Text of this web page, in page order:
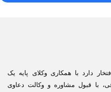
دارد با همکاری وکلای پایه یک
با قبول مشاوره و وکالت دعاوی